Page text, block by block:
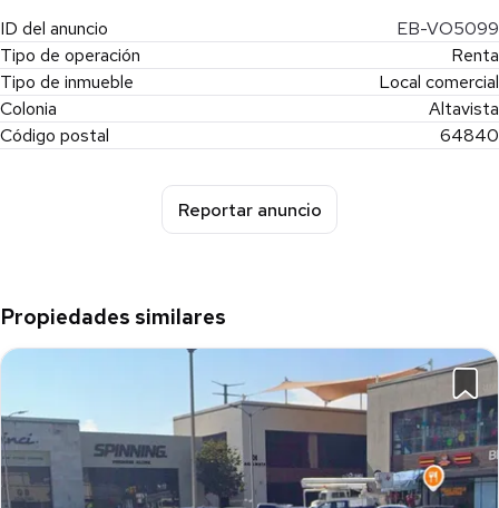
ID del anuncio
EB-VO5099
Tipo de operación
Renta
Tipo de inmueble
Local comercial
Colonia
Altavista
Código postal
64840
Reportar anuncio
Propiedades similares